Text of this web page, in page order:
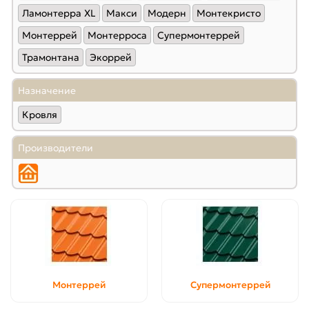
67(102)
72(100)
77(100)
Ламонтерра XL
Макси Модерн
Монтекристо
Монтеррей
Монтерроса
Супермонтеррей
Трамонтана
Экоррей
Назначение
Кровля
Производители
Монтеррей Супермонтеррей